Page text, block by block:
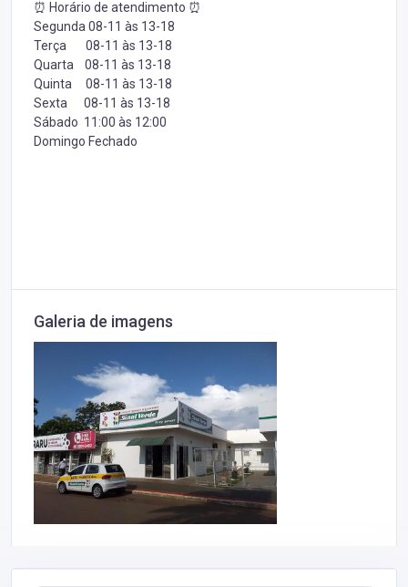
⏰ Horário de atendimento ⏰
Segunda 08-11 às 13-18
Terça 08-11 às 13-18
Quarta 08-11 às 13-18
Quinta 08-11 às 13-18
Sexta 08-11 às 13-18
Sábado 11:00 às 12:00
Domingo Fechado
Galeria de imagens